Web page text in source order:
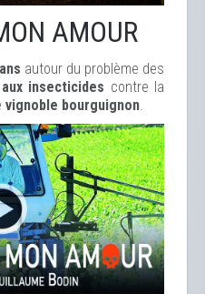
AMOUR
autour du problème des
insecticides contre la
vignoble bourguignon